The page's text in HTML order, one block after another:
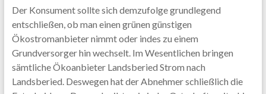
Der Konsument sollte sich demzufolge grundlegend
entschließen, ob man einen grünen günstigen
Ökostromanbieter nimmt oder indes zu einem
Grundversorger hin wechselt. Im Wesentlichen bringen
sämtliche Ökoanbieter Landsberied Strom nach
Landsberied. Deswegen hat der Abnehmer schließlich die